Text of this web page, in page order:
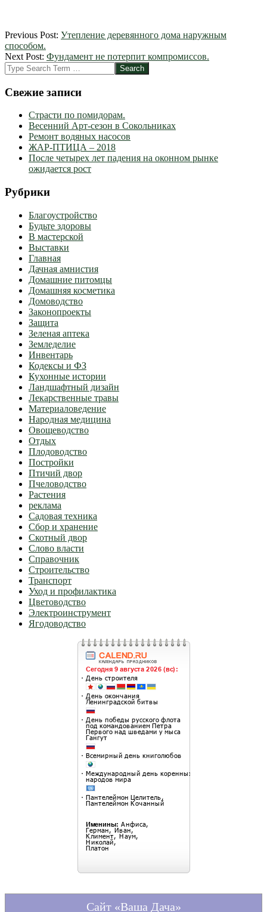
2012-
03-
06
Previous Post: Утепление деревянного дома наружным
способом.
Next Post: Фундамент не потерпит компромиссов.
Search
Свежие записи
Страсти по помидорам.
Весенний Арт-сезон в Сокольниках
Ремонт водяных насосов
ЖАР-ПТИЦА – 2018
После четырех лет падения на оконном рынке
ожидается рост
Рубрики
Благоустройство
Будьте здоровы
В мастерской
Выставки
Главная
Дачная амнистия
Домашние питомцы
Домашняя косметика
Домоводство
Законопроекты
Защита
Зеленая аптека
Земледелие
Инвентарь
Кодексы и ФЗ
Кухонные истории
Ландшафтный дизайн
Лекарственные травы
Материаловедение
Народная медицина
Овощеводство
Отдых
Плодоводство
Постройки
Птичий двор
Пчеловодство
Растения
реклама
Садовая техника
Сбор и хранение
Скотный двор
Слово власти
Справочник
Строительство
Транспорт
Уход и профилактика
Цветоводство
Электроинструмент
Ягодоводство
Сайт «Ваша Дача»